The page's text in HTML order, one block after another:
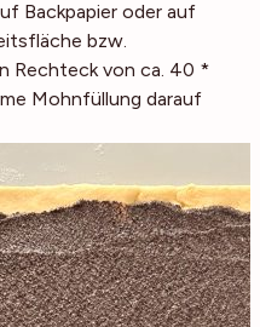
Backpapier oder auf
bzw.
Rechteck von ca. 40 *
Mohnfüllung darauf